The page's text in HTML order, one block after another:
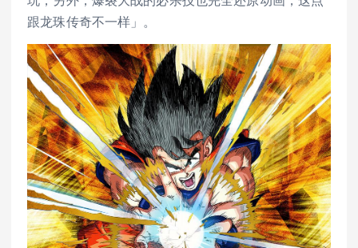
跟龙珠传奇不一样」。